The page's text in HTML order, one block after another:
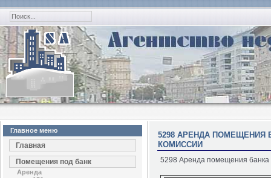
Главное меню
Главная
Помещения под банк
Аренда
5298 АРЕНДА ПОМЕЩЕНИЯ
КОМИССИИ
5298 Аренда помещения банка